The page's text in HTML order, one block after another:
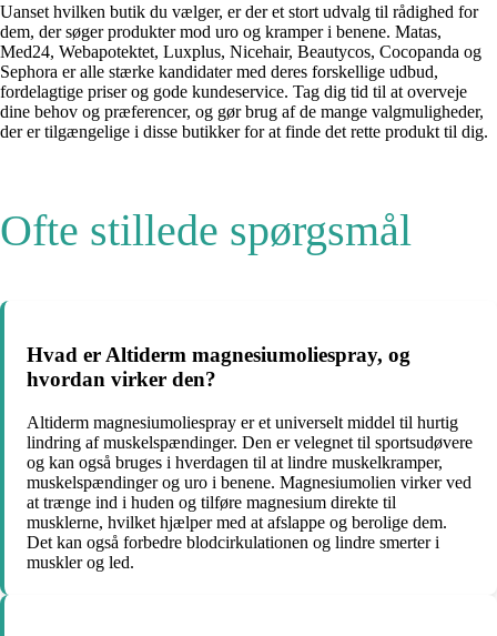
Uanset hvilken butik du vælger, er der et stort udvalg til rådighed for
dem, der søger produkter mod uro og kramper i benene. Matas,
Med24, Webapotektet, Luxplus, Nicehair, Beautycos, Cocopanda og
Sephora er alle stærke kandidater med deres forskellige udbud,
fordelagtige priser og gode kundeservice. Tag dig tid til at overveje
dine behov og præferencer, og gør brug af de mange valgmuligheder,
der er tilgængelige i disse butikker for at finde det rette produkt til dig.
Ofte stillede spørgsmål
Hvad er Altiderm magnesiumoliespray, og
hvordan virker den?
Altiderm magnesiumoliespray er et universelt middel til hurtig
lindring af muskelspændinger. Den er velegnet til sportsudøvere
og kan også bruges i hverdagen til at lindre muskelkramper,
muskelspændinger og uro i benene. Magnesiumolien virker ved
at trænge ind i huden og tilføre magnesium direkte til
musklerne, hvilket hjælper med at afslappe og berolige dem.
Det kan også forbedre blodcirkulationen og lindre smerter i
muskler og led.